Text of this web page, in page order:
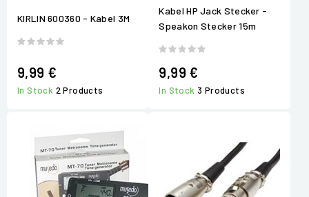
KIRLIN 600360 - Kabel 3M
9,99 €
In Stock 2 Products
Kabel HP Jack Stecker -
Speakon Stecker 15m
9,99 €
In Stock 3 Products